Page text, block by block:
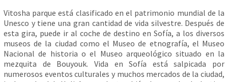
Vitosha parque está clasificado en el patrimonio mundial de la
Unesco y tiene una gran cantidad de vida silvestre. Después de
esta gira, puede ir al coche de destino en Sofía, a los diversos
museos de la ciudad como el Museo de etnografía, el Museo
Nacional de historia o el Museo arqueológico situado en la
mezquita de Bouyouk. Vida en Sofía está salpicada por
numerosos eventos culturales y muchos mercados de la ciudad,